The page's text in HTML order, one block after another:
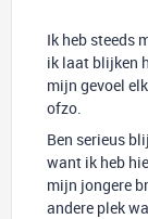
Ik heb steeds
ik laat blijken
mijn gevoel
ofzo.
Ben serieus
want ik heb
mijn jongere
andere plek